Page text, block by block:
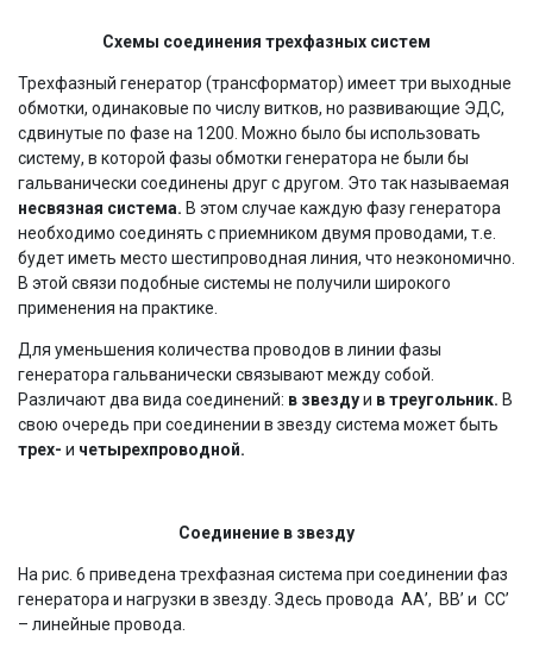
Схемы соединения трехфазных систем
Трехфазный генератор (трансформатор) имеет три выходные
обмотки, одинаковые по числу витков, но развивающие ЭДС,
сдвинутые по фазе на 1200. Можно было бы использовать
систему, в которой фазы обмотки генератора не были бы
гальванически соединены друг с другом. Это так называемая
несвязная система. В этом случае каждую фазу генератора
необходимо соединять с приемником двумя проводами, т.е.
будет иметь место шестипроводная линия, что неэкономично.
В этой связи подобные системы не получили широкого
применения на практике.
Для уменьшения количества проводов в линии фазы
генератора гальванически связывают между собой.
Различают два вида соединений: в звездуи в треугольник. В
свою очередь при соединении в звезду система может быть
трех- и четырехпроводной.
Соединение в звезду
На рис. 6 приведена трехфазная система при соединении фаз
генератора и нагрузки в звезду. Здесь провода АА’, ВВ’ и СС’
– линейные провода.